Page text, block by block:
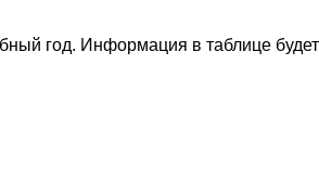
год. Информация в таблице будет